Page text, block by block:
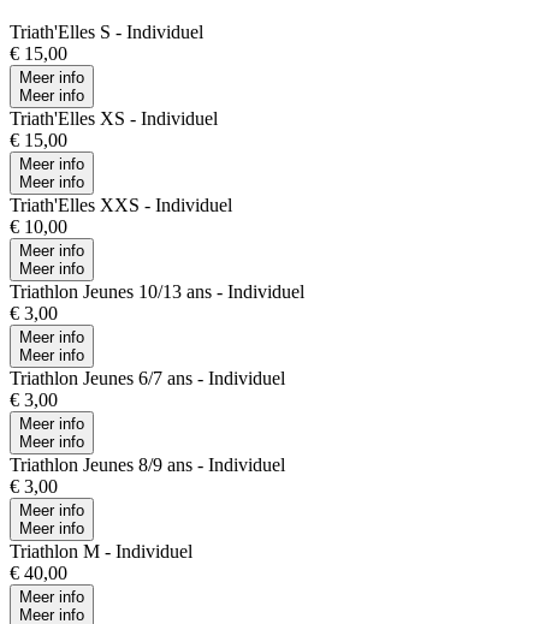
Triath'Elles S - Individuel
€ 15,00
Meer info
Meer info
Triath'Elles XS - Individuel
€ 15,00
Meer info
Meer info
Triath'Elles XXS - Individuel
€ 10,00
Meer info
Meer info
Triathlon Jeunes 10/13 ans - Individuel
€ 3,00
Meer info
Meer info
Triathlon Jeunes 6/7 ans - Individuel
€ 3,00
Meer info
Meer info
Triathlon Jeunes 8/9 ans - Individuel
€ 3,00
Meer info
Meer info
Triathlon M - Individuel
€ 40,00
Meer info
Meer info